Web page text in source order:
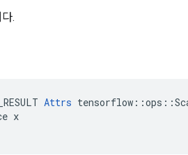
.
Attrs
x